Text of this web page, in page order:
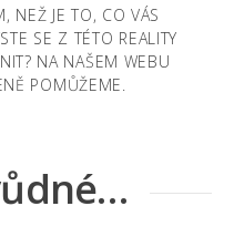
NEŽ JE TO, CO VÁS
SE Z TÉTO REALITY
NA NAŠEM WEBU
POMŮŽEME.